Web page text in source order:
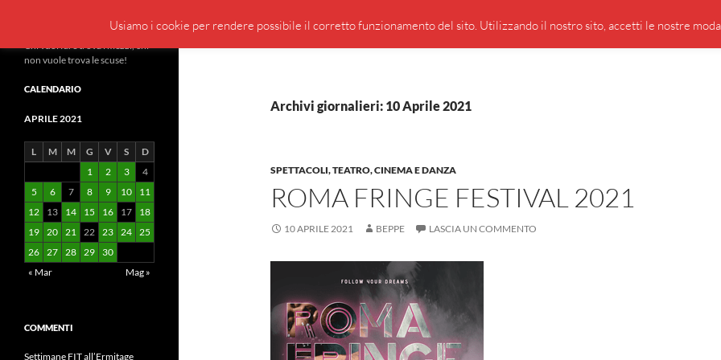
Vai
contenuto
PRESENTAZIONE DI GIUSEPPE BORSOI
Archivi giornalieri: 10 Aprile 2021
SPETTACOLI, TEATRO, CINEMA E DANZA
ROMA FRINGE FESTIVAL 2021
10 APRILE 2021 BEPPE LASCIA UN COMMENTO
Chi vuol fare trova i mezzi, chi
non vuole trova le scuse!
CALENDARIO
APRILE 2021
L M M G V S
D
1
2 3
4
5
6 7 8 9 10
11
12
13 14 15 16 17
18
19 20 21 22 23 24 25
26 27 28 29
30
« Mar
Mag »
COMMENTI
Settimane FIT all’Ermitage
Usiamo i cookie per rendere possibile il corretto funzionamento del sito. Utilizzando il nostro sito, accetti le nostre